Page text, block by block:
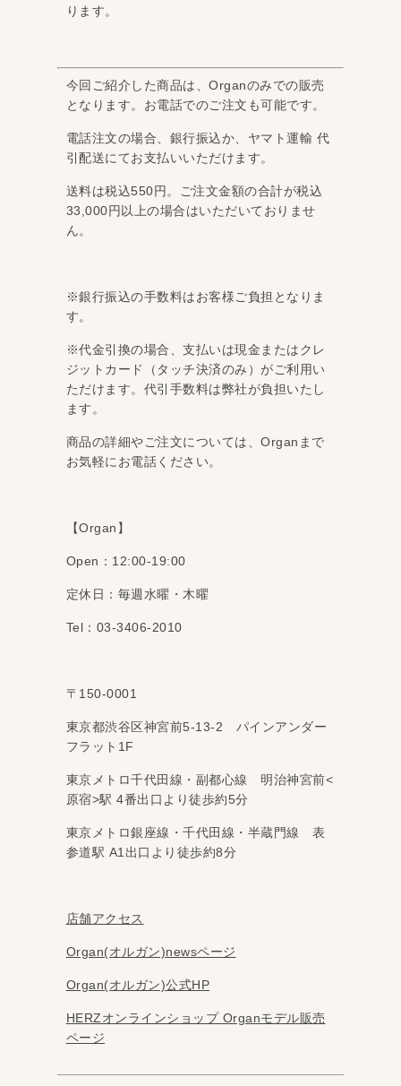
ります。
今回ご紹介した商品は、Organのみでの販売
となります。お電話でのご注文も可能です。
電話注文の場合、銀行振込か、ヤマト運輸 代
引配送にてお支払いいただけます。
送料は税込550円。ご注文金額の合計が税込
33,000円以上の場合はいただいておりませ
ん。
※銀行振込の手数料はお客様ご負担となりま
す。
※代金引換の場合、支払いは現金またはクレ
ジットカード（タッチ決済のみ）がご利用い
ただけます。代引手数料は弊社が負担いたし
ます。
商品の詳細やご注文については、Organまで
お気軽にお電話ください。
【Organ】
Open：12:00-19:00
定休日：毎週水曜・木曜
Tel：03-3406-2010
〒150-0001
東京都渋谷区神宮前5-13-2 パインアンダー
フラット1F
東京メトロ千代田線・副都心線 明治神宮前<
原宿>駅 4番出口より徒歩約5分
東京メトロ銀座線・千代田線・半蔵門線 表
参道駅 A1出口より徒歩約8分
店舗アクセス
Organ(オルガン)newsページ
Organ(オルガン)公式HP
HERZオンラインショップ Organモデル販売
ページ